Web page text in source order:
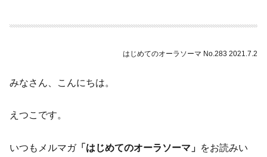
はじめてのオーラソーマ No.283 2021.7.2
みなさん、こんにちは。
えつこです。
いつもメルマガ「はじめてのオーラソーマ」 をお読みい